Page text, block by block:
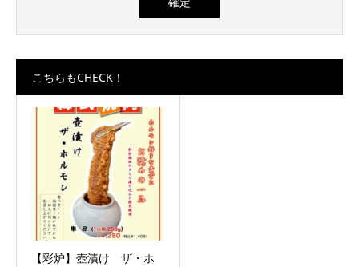
こちらもCHECK！
【彩炉】壺漬け ザ・ホ